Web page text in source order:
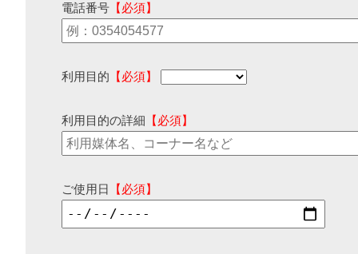
電話番号 【必須】
利用目的 【必須】
利用目的の詳細 【必須】
ご使用日 【必須】